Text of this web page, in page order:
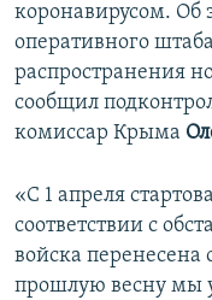
коронавирусом. Об
оперативного
распространения
сообщил
комиссар Крыма
«С 1 апреля
соответствии с
войска
прошлую весну мы